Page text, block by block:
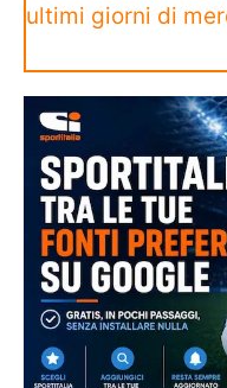
ultimi giorni di